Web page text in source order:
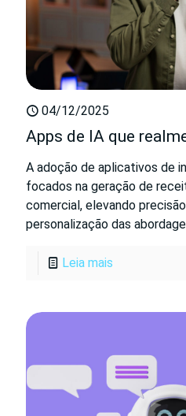
04/12/2025
Apps de IA que
A adoção de aplicativos de
focados na geração de
comercial, elevando
personalização das
Leia mais